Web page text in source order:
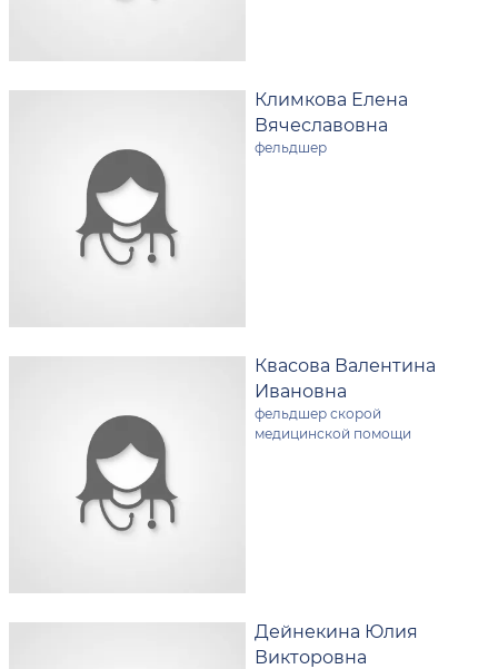
Климкова Елена
Вячеславовна
фельдшер
Квасова Валентина
Ивановна
фельдшер скорой
медицинской помощи
Дейнекина Юлия
Викторовна